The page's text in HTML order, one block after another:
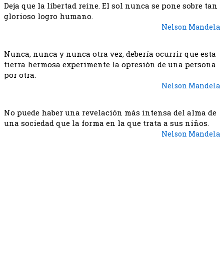
Deja que la libertad reine. El sol nunca se pone sobre tan
glorioso logro humano.
Nelson Mandela
Nunca, nunca y nunca otra vez, debería ocurrir que esta
tierra hermosa experimente la opresión de una persona
por otra.
Nelson Mandela
No puede haber una revelación más intensa del alma de
una sociedad que la forma en la que trata a sus niños.
Nelson Mandela